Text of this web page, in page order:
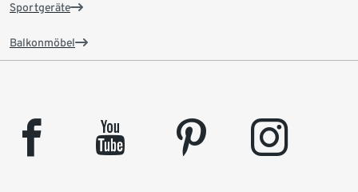
Sportgeräte
Balkonmöbel
facebook youtube pinterest instagram